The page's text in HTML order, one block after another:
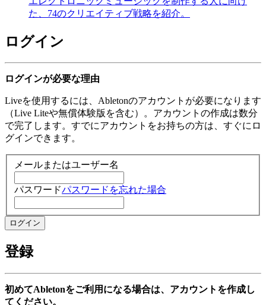
た、74のクリエイティブ戦略を紹介。
ログイン
ログインが必要な理由
Liveを使用するには、Abletonのアカウントが必要になります
（Live Liteや無償体験版を含む）。アカウントの作成は数分
で完了します。すでにアカウントをお持ちの方は、すぐにロ
グインできます。
メールまたはユーザー名
パスワードパスワードを忘れた場合
登録
初めてAbletonをご利用になる場合は、アカウントを作成し
てください。